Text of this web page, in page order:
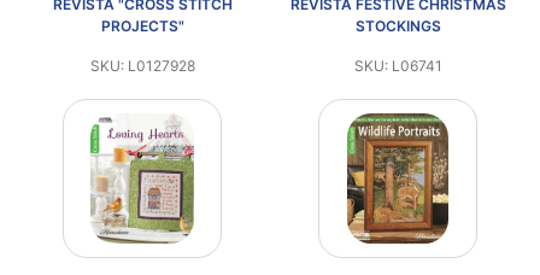
REVISTA "CROSS STITCH
PROJECTS"
SKU: L0127928
REVISTA FESTIVE CHRISTMAS
STOCKINGS
SKU: L06741